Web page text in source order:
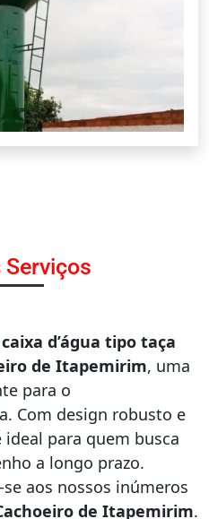
caixa d’água tipo taça
de Itapemirim, uma
para o
Com design robusto e
para quem busca
a longo prazo.
aos nossos inúmeros
de Itapemirim.